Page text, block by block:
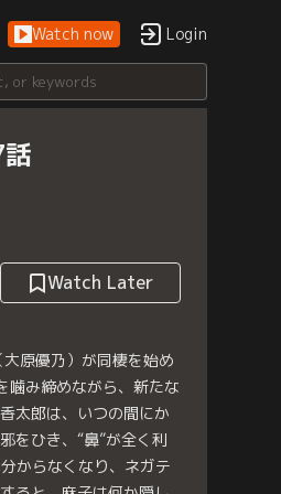
Watch now Login
Watch Later
原優乃）が同棲を始め
噛み締めながら、新たな
太郎は、いつの間にか
をひき、“鼻”が全く利
からなくなり、ネガテ